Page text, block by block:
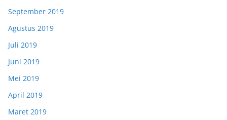
September 2019
Agustus 2019
Juli 2019
Juni 2019
Mei 2019
April 2019
Maret 2019